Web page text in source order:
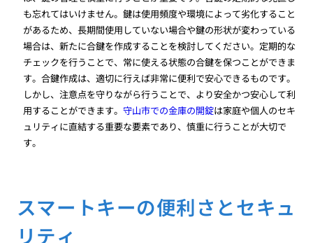
も忘れてはいけません。鍵は使用頻度や環境によって劣化すること
があるため、長期間使用していない場合や鍵の形状が変わっている
場合は、新たに合鍵を作成することを検討してください。定期的な
チェックを行うことで、常に使える状態の合鍵を保つことができま
す。合鍵作成は、適切に行えば非常に便利で安心できるものです。
しかし、注意点を守りながら行うことで、より安全かつ安心して利
用することができます。守山市での金庫の開錠は家庭や個人のセキ
ュリティに直結する重要な要素であり、慎重に行うことが大切で
す。
スマートキーの便利さとセキュ
リティ